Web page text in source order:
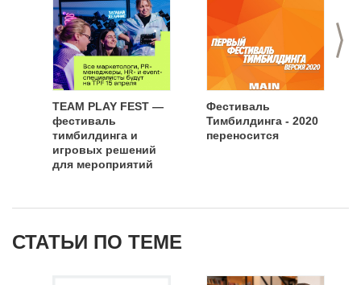
>
TEAM PLAY FEST —
фестиваль
тимбилдинга и
игровых решений
для мероприятий
Фестиваль
Тимбилдинга - 2020
переносится
СТАТЬИ ПО ТЕМЕ